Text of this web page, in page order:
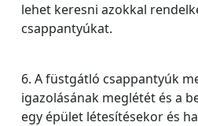
lehet keresni azokkal
csappantyúkat.
6. A füstgátló csappantyúk
igazolásának meglétét és a
egy épület létesítésekor és